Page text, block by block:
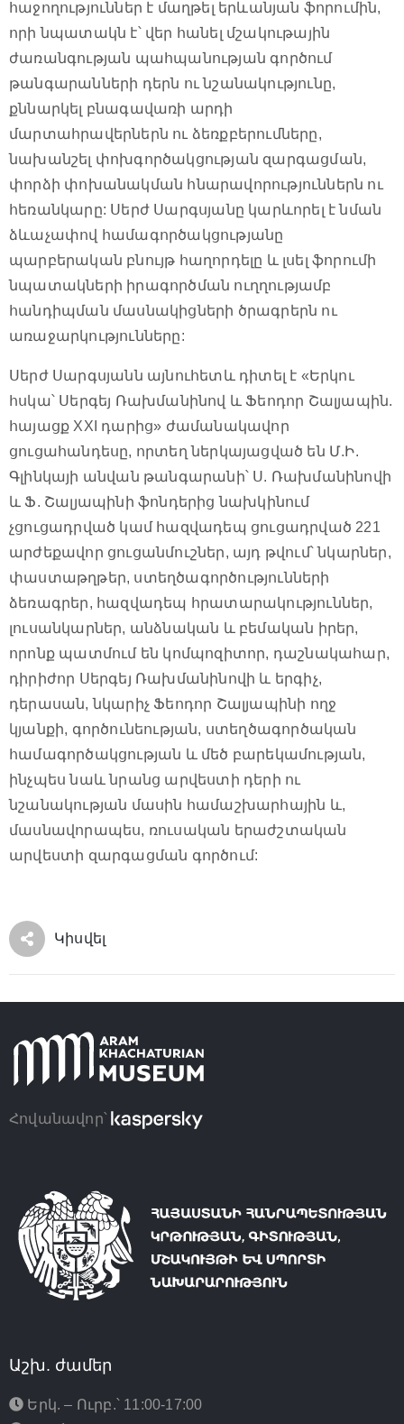
հաջողություններ է մաղթել երևանյան ֆորումին,
որի նպատակն է՝ վեր հանել մշակութային
ժառանգության պահպանության գործում
թանգարանների դերն ու նշանակությունը,
քննարկել բնագավառի արդի
մարտահրավերներն ու ձեռքբերումները,
նախանշել փոխգործակցության զարգացման,
փորձի փոխանակման հնարավորություններն ու
հեռանկարը: Սերժ Սարգսյանը կարևորել է նման
ձևաչափով համագործակցությանը
պարբերական բնույթ հաղորդելը և լսել ֆորումի
նպատակների իրագործման ուղղությամբ
հանդիպման մասնակիցների ծրագրերն ու
առաջարկությունները:
Սերժ Սարգսյանն այնուհետև դիտել է «Երկու
հսկա՝ Սերգեյ Ռախմանինով և Ֆեոդոր Շալյապին.
հայացք XXI դարից» ժամանակավոր
ցուցահանդեսը, որտեղ ներկայացված են Մ.Ի.
Գլինկայի անվան թանգարանի՝ Ս. Ռախմանինովի
և Ֆ. Շալյապինի ֆոնդերից նախկինում
չցուցադրված կամ հազվադեպ ցուցադրված 221
արժեքավոր ցուցանմուշներ, այդ թվում՝ նկարներ,
փաստաթղթեր, ստեղծագործությունների
ձեռագրեր, հազվադեպ հրատարակություններ,
լուսանկարներ, անձնական և բեմական իրեր,
որոնք պատմում են կոմպոզիտոր, դաշնակահար,
դիրիժոր Սերգեյ Ռախմանինովի և երգիչ,
դերասան, նկարիչ Ֆեոդոր Շալյապինի ողջ
կյանքի, գործունեության, ստեղծագործական
համագործակցության և մեծ բարեկամության,
ինչպես նաև նրանց արվեստի դերի ու
նշանակության մասին համաշխարհային և,
մասնավորապես, ռուսական երաժշտական
արվեստի զարգացման գործում:
Կիսվել
Հովանավոր՝
Աշխ. ժամեր
Երկ. – Ուրբ.՝ 11:00-17:00